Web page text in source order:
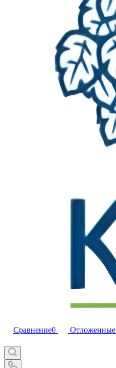
Сравнение0 Отложенные